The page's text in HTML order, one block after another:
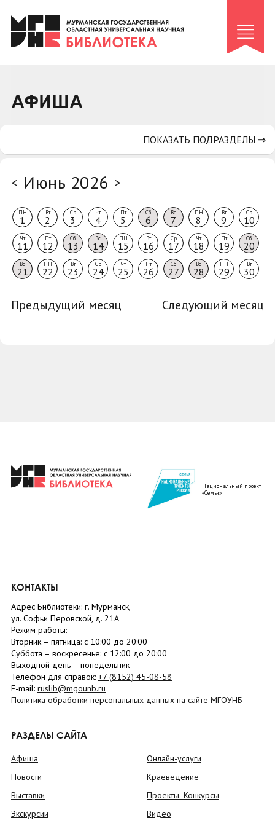
Клуб «Гиря и сельдерей»
Клуб «Семейный архив»
Коллегам
АФИША
< Июнь 2026 >
ПН
1
Вт
2
Ср
3
Чт
4
Пт
5
Сб
6
Вс
7
ПН
8
Вт
9
Ср
10
Чт
11
Пт
12
Сб
13
Вс
14
ПН
15
Вт
16
Ср
17
Чт
18
Пт
19
Сб
20
Вс
21
ПН
22
Вт
23
Ср
24
Чт
25
Пт
26
Сб
27
Вс
28
ПН
29
Вт
30
Предыдущий месяц Следующий месяц
ПОКАЗАТЬ ПОДРАЗДЕЛЫ ⇒
Национальный проект
«Семья»
КОНТАКТЫ
Адрес Библиотеки: г. Мурманск,
ул. Софьи Перовской, д. 21А
Режим работы:
Вторник – пятница: с 10:00 до 20:00
Суббота – воскресенье: c 12:00 до 20:00
Выходной день – понедельник
Телефон для справок: +7 (8152) 45-08-58
E-mail: ruslib@mgounb.ru
Политика обработки персональных данных на сайте МГОУНБ
РАЗДЕЛЫ САЙТА
Афиша
Новости
Выставки
Экскурсии
Онлайн-услуги
Краеведение
Проекты. Конкурсы
Видео